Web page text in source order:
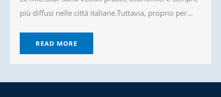
più diffusi nelle città italiane.Tuttavia, proprio per...
READ MORE